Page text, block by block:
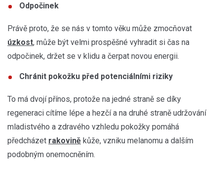
Odpočinek
Právě proto, že se nás v tomto věku může zmocňovat
úzkost, může být velmi prospěšné vyhradit si čas na
odpočinek, držet se v klidu a čerpat novou energii.
Chránit pokožku před potenciálními riziky
To má dvojí přínos, protože na jedné straně se díky
regeneraci cítíme lépe a hezčí a na druhé straně udržování
mladistvého a zdravého vzhledu pokožky pomáhá
předcházet rakovině kůže, vzniku melanomu a dalším
podobným onemocněním.